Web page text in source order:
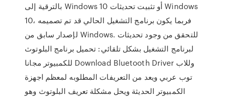
بالترقية إلى Windows 10 أو تثبيت تحديثات Windows
10، فربما يكون برنامج التشغيل الحالي قد تم تصميمه
لإصدار سابق من Windows. للتحقق من وجود تحديثات
لبرنامج التشغيل بشكل تلقائي: تحميل برنامج البلوتوث
للكمبيوتر مجانا Download Bluetooth Driver وللاب
توب عربي ويعد من التعريفات المطلوبه لمعظم اجهزة
الكمبيوتر الحديثة ويحل مشكلة تعريف البلوتوث وهو